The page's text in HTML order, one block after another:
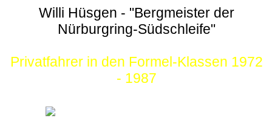
Willi Hüsgen - "Bergmeister der
Nürburgring-Südschleife"
Privatfahrer in den Formel-Klassen 1972
- 1987